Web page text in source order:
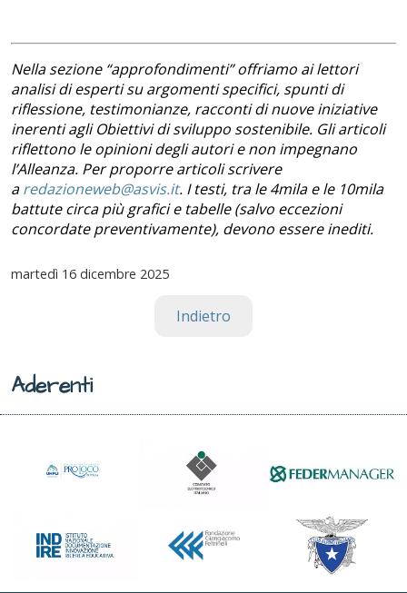
Nella sezione “approfondimenti” offriamo ai lettori
analisi di esperti su argomenti specifici, spunti di
riflessione, testimonianze, racconti di nuove iniziative
inerenti agli Obiettivi di sviluppo sostenibile. Gli articoli
riflettono le opinioni degli autori e non impegnano
l’Alleanza. Per proporre articoli scrivere
aredazioneweb@asvis.it. I testi, tra le 4mila e le 10mila
battute circa più grafici e tabelle (salvo eccezioni
concordate preventivamente), devono essere inediti.
martedì 16 dicembre 2025
Indietro
Aderenti